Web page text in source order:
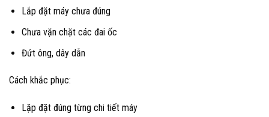
Lắp đặt máy chưa đúng
Chưa vặn chặt các đai ốc
Đứt ông, dây dẫn
Cách khắc phục:
Lặp đặt đúng từng chi tiết máy